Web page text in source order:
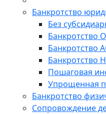
Банкротство
Без
Банкротство
Банкротство
Банкротство
Пошаговая
Упрощенная
Банкротство
Сопровождение